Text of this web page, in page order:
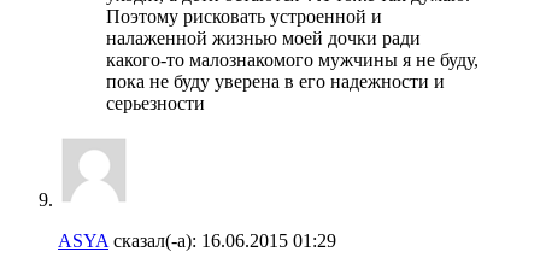
Поэтому рисковать устроенной и
налаженной жизнью моей дочки ради
какого-то малознакомого мужчины я не буду,
пока не буду уверена в его надежности и
серьезности
ASYA сказал(-а): 16.06.2015 01:29